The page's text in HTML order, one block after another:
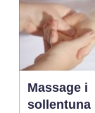
Massage i
sollentuna så